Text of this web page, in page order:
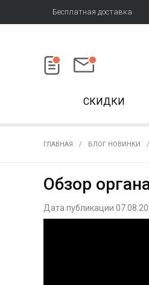
Бесплатная доставка
СКИДКИ
ГЛАВНАЯ БЛОГ НОВИНКИ
Обзор
Дата публикации